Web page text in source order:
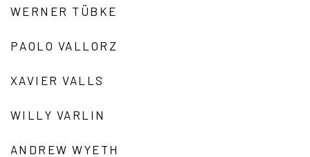
WERNER TÜBKE
PAOLO VALLORZ
XAVIER VALLS
WILLY VARLIN
ANDREW WYETH